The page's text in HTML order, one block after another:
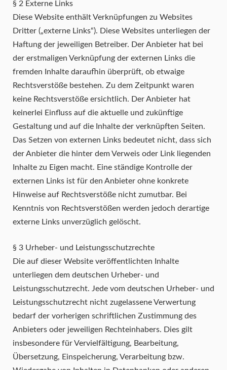
§ 2 Externe Links
Diese Website enthält Verknüpfungen zu Websites
Dritter („externe Links“). Diese Websites unterliegen der
Haftung der jeweiligen Betreiber. Der Anbieter hat bei
der erstmaligen Verknüpfung der externen Links die
fremden Inhalte daraufhin überprüft, ob etwaige
Rechtsverstöße bestehen. Zu dem Zeitpunkt waren
keine Rechtsverstöße ersichtlich. Der Anbieter hat
keinerlei Einfluss auf die aktuelle und zukünftige
Gestaltung und auf die Inhalte der verknüpften Seiten.
Das Setzen von externen Links bedeutet nicht, dass sich
der Anbieter die hinter dem Verweis oder Link liegenden
Inhalte zu Eigen macht. Eine ständige Kontrolle der
externen Links ist für den Anbieter ohne konkrete
Hinweise auf Rechtsverstöße nicht zumutbar. Bei
Kenntnis von Rechtsverstößen werden jedoch derartige
externe Links unverzüglich gelöscht.
§ 3 Urheber- und Leistungsschutzrechte
Die auf dieser Website veröffentlichten Inhalte
unterliegen dem deutschen Urheber- und
Leistungsschutzrecht. Jede vom deutschen Urheber- und
Leistungsschutzrecht nicht zugelassene Verwertung
bedarf der vorherigen schriftlichen Zustimmung des
Anbieters oder jeweiligen Rechteinhabers. Dies gilt
insbesondere für Vervielfältigung, Bearbeitung,
Übersetzung, Einspeicherung, Verarbeitung bzw.